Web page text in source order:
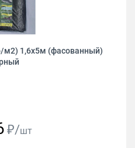
м2) 1,6х5м (фасованный)
₽/шт